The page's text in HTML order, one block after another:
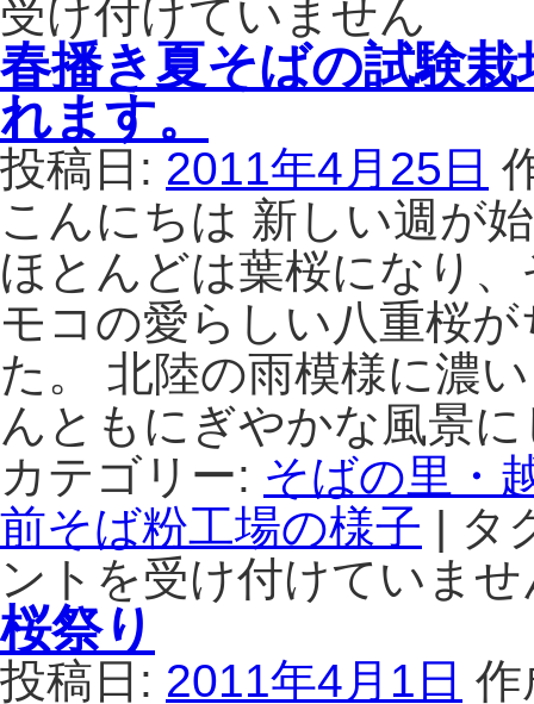
受け付けていません
春播き夏そばの試験
れます。
投稿日: 2011年4月25日
こんにちは 新しい週が
ほとんどは葉桜になり
モコの愛らしい八重桜
た。 北陸の雨模様に濃
んともにぎやかな風景
カテゴリー: そばの里・
前そば粉工場の様子 | タ
ントを受け付けていませ
桜祭り
投稿日: 2011年4月1日 作